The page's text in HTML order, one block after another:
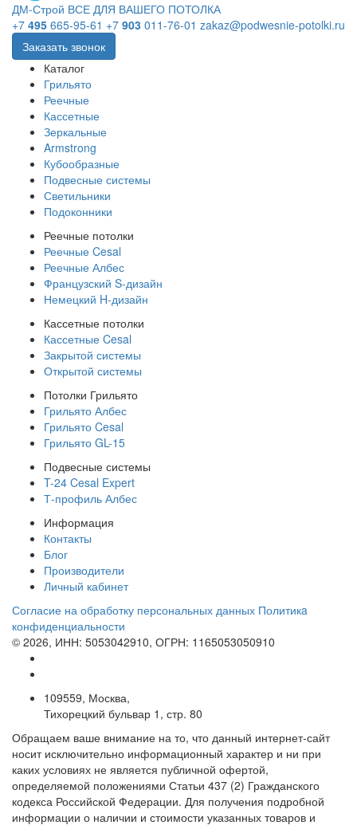
ДМ-Строй ВСЕ ДЛЯ ВАШЕГО ПОТОЛКА
+7 495 665-95-61 +7 903 011-76-01 zakaz@podwesnie-potolki.ru
Заказать звонок
Каталог
Грильято
Реечные
Кассетные
Зеркальные
Armstrong
Кубообразные
Подвесные системы
Светильники
Подоконники
Реечные потолки
Реечные Cesal
Реечные Албес
Французский S-дизайн
Немецкий H-дизайн
Кассетные потолки
Кассетные Cesal
Закрытой системы
Открытой системы
Потолки Грильято
Грильято Албес
Грильято Cesal
Грильято GL-15
Подвесные системы
T-24 Cesal Expert
Т-профиль Албес
Информация
Контакты
Блог
Производители
Личный кабинет
Согласие на обработку персональных данных Политикa
конфиденциальности
© 2026, ИНН: 5053042910, ОГРН: 1165053050910
109559, Москва,
Тихорецкий бульвар 1, стр. 80
Обращаем ваше внимание на то, что данный интернет-сайт
носит исключительно информационный характер и ни при
каких условиях не является публичной офертой,
определяемой положениями Статьи 437 (2) Гражданского
кодекса Российской Федерации. Для получения подробной
информации о наличии и стоимости указанных товаров и